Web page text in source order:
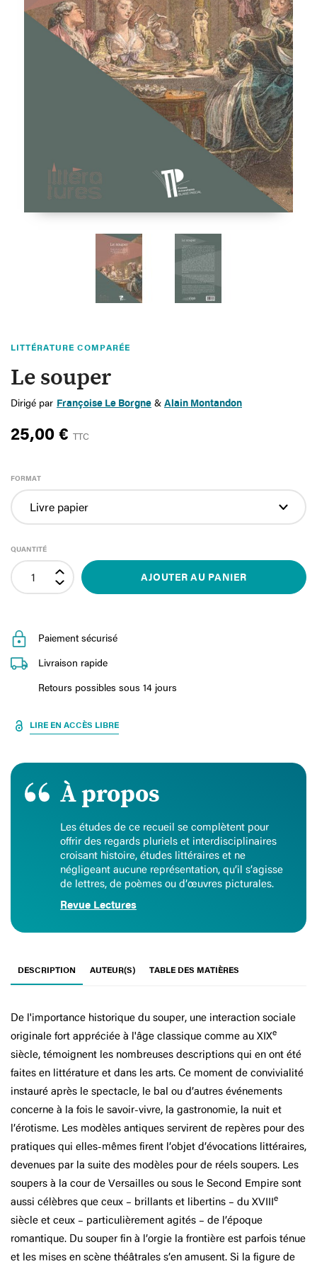
LITTÉRATURE COMPARÉE
Le souper
Dirigé par Françoise Le Borgne & Alain Montandon
25,00 € TTC
FORMAT
QUANTITÉ
AJOUTER AU PANIER
Paiement sécurisé
Livraison rapide
Retours possibles sous 14 jours
LIRE EN ACCÈS LIBRE
À propos
Les études de ce recueil se complètent pour
offrir des regards pluriels et interdisciplinaires
croisant histoire, études littéraires et ne
négligeant aucune représentation, qu’il s’agisse
de lettres, de poèmes ou d’œuvres picturales.
Revue Lectures
DESCRIPTION AUTEUR(S) TABLE DES MATIÈRES
De l'importance historique du souper, une interaction sociale
originale fort appréciée à l'âge classique comme au XIXe
siècle, témoignent les nombreuses descriptions qui en ont été
faites en littérature et dans les arts. Ce moment de convivialité
instauré après le spectacle, le bal ou d’autres événements
concerne à la fois le savoir-vivre, la gastronomie, la nuit et
l’érotisme. Les modèles antiques servirent de repères pour des
pratiques qui elles-mêmes firent l’objet d’évocations littéraires,
devenues par la suite des modèles pour de réels soupers. Les
soupers à la cour de Versailles ou sous le Second Empire sont
aussi célèbres que ceux – brillants et libertins – du XVIIIe
siècle et ceux – particulièrement agités – de l’époque
romantique. Du souper fin à l’orgie la frontière est parfois ténue
et les mises en scène théâtrales s’en amusent. Si la figure de